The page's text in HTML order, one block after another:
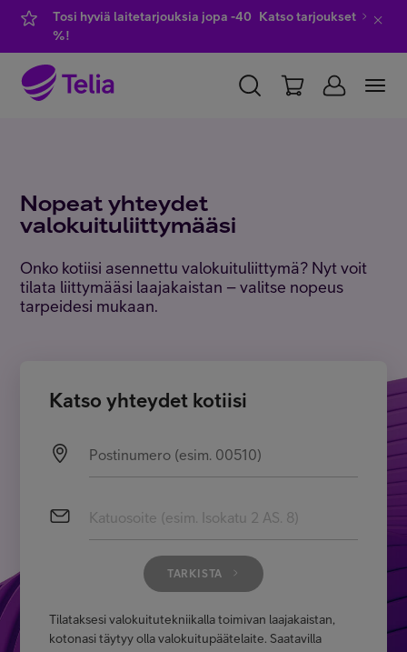
Tosi hyviä laitetarjouksia jopa -40
%!
Katso tarjoukset
Liittymät ja palvelut
Laitteet
Nopeat yhteydet
valokuituliittymääsi
Onko kotiisi asennettu valokuituliittymä? Nyt voit
tilata liittymääsi laajakaistan – valitse nopeus
tarpeidesi mukaan.
Katso yhteydet kotiisi
Postinumero (esim. 00510)
Katuosoite (esim. Isokatu 2 AS. 8)
TARKISTA
Tilataksesi valokuitutekniikalla toimivan laajakaistan,
kotonasi täytyy olla valokuitupäätelaite. Saatavilla